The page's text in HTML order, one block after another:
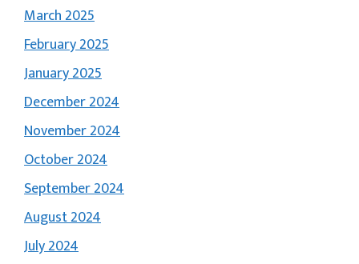
March 2025
February 2025
January 2025
December 2024
November 2024
October 2024
September 2024
August 2024
July 2024